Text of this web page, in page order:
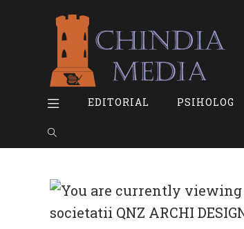
EDITORIAL PSIHOLOG
Toggle
search